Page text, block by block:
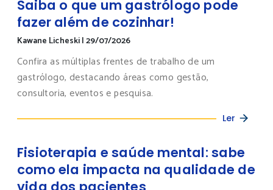
Saiba o que um gastrólogo pode
fazer além de cozinhar!
Kawane Licheski|29/07/2026
Confira as múltiplas frentes de trabalho de um
gastrólogo, destacando áreas como gestão,
consultoria, eventos e pesquisa.
Ler
Fisioterapia e saúde mental: sabe
como ela impacta na qualidade de